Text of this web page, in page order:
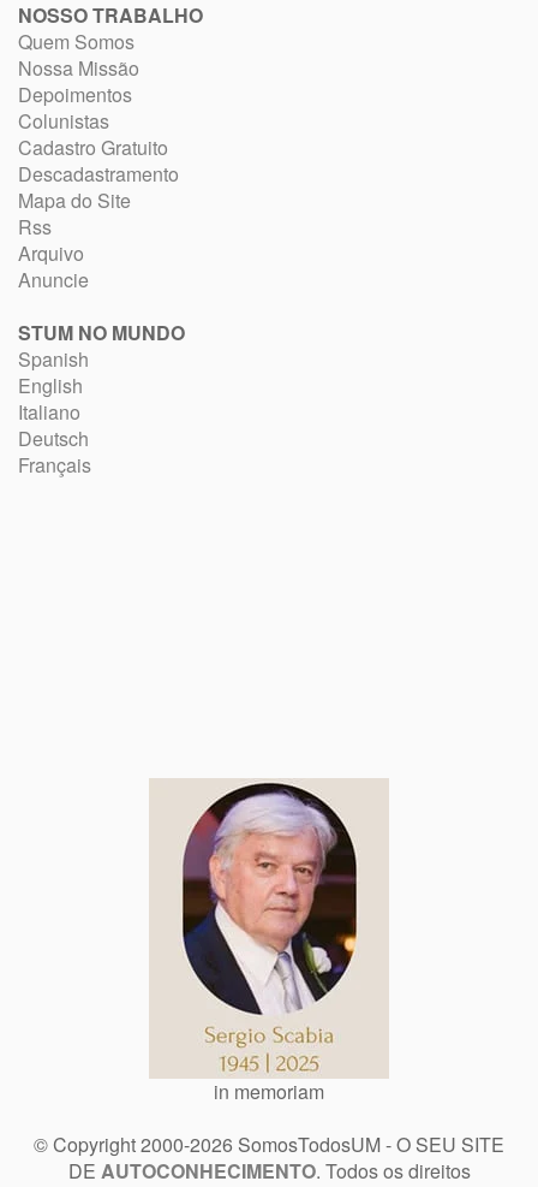
NOSSO TRABALHO
Quem Somos
Nossa Missão
Depoimentos
Colunistas
Cadastro Gratuito
Descadastramento
Mapa do Site
Rss
Arquivo
Anuncie
STUM NO MUNDO
Spanish
English
Italiano
Deutsch
Français
in memoriam
© Copyright 2000-2026 SomosTodosUM - O SEU SITE
DE AUTOCONHECIMENTO. Todos os direitos